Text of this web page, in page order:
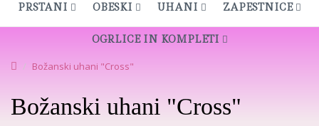
PRSTANI OBESKI UHANI ZAPESTNICE
OGRLICE IN KOMPLETI
Božanski uhani "Cross"
Božanski uhani "Cross"